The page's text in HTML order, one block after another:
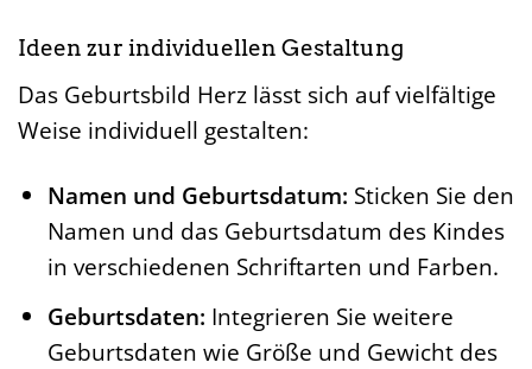
Ideen zur individuellen Gestaltung
Das Geburtsbild Herz lässt sich auf vielfältige
Weise individuell gestalten:
Namen und Geburtsdatum: Sticken Sie den
Namen und das Geburtsdatum des Kindes
in verschiedenen Schriftarten und Farben.
Geburtsdaten: Integrieren Sie weitere
Geburtsdaten wie Größe und Gewicht des